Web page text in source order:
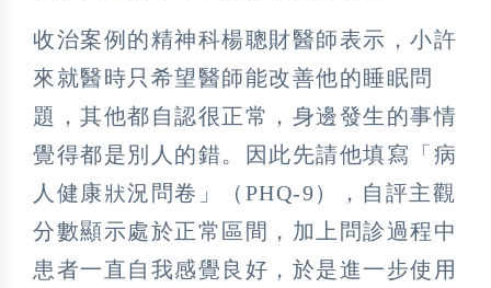
收治案例的精神科楊聰財醫師表示，小許
來就醫時只希望醫師能改善他的睡眠問
題，其他都自認很正常，身邊發生的事情
覺得都是別人的錯。因此先請他填寫「病
人健康狀況問卷」（PHQ-9），自評主觀
分數顯示處於正常區間，加上問診過程中
患者一直自我感覺良好，於是進一步使用